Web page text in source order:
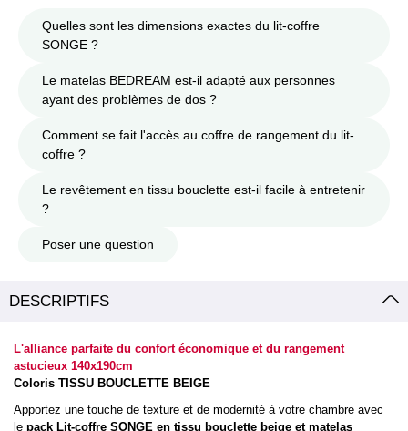
Quelles sont les dimensions exactes du lit-coffre
SONGE ?
Le matelas BEDREAM est-il adapté aux personnes
ayant des problèmes de dos ?
Comment se fait l'accès au coffre de rangement du lit-
coffre ?
Le revêtement en tissu bouclette est-il facile à entretenir
?
Poser une question
DESCRIPTIFS
L'alliance parfaite du confort économique et du rangement
astucieux 140x190cm
Coloris TISSU BOUCLETTE BEIGE
Apportez une touche de texture et de modernité à votre chambre avec
le pack Lit-coffre SONGE en tissu bouclette beige et matelas